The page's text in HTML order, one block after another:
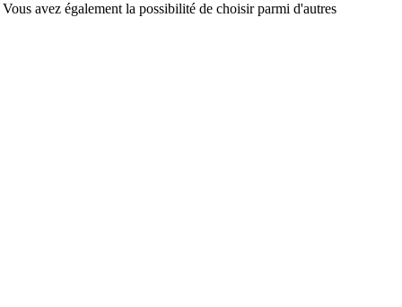
avez également la possibilité de choisir parmi d'autres